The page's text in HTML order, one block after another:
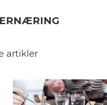
artikler